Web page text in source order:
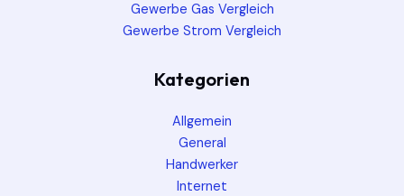
Gewerbe Gas Vergleich
Gewerbe Strom Vergleich
Kategorien
Allgemein
General
Handwerker
Internet